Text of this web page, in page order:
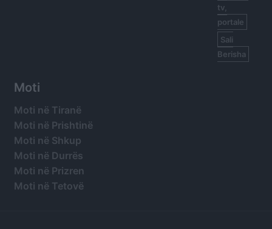
tv,
portale
Sali
Berisha
Moti
Moti në Tiranë
Moti në Prishtinë
Moti në Shkup
Moti në Durrës
Moti në Prizren
Moti në Tetovë